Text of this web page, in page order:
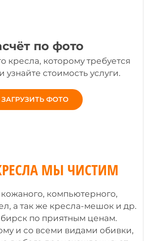
по фото
кресла, которому требуется
узнайте стоимость услуги.
ЗАГРУЗИТЬ ФОТО
МЫ ЧИСТИМ
компьютерного,
а так же кресла-мешок и др.
по приятным ценам.
и со всеми видами обивки,